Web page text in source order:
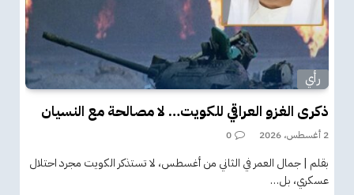
رأي
ذكرى الغزو العراقي للكويت… لا مصالحة مع النسيان
2 أغسطس، 2026 0
بقلم | جمال العمر في الثاني من أغسطس، لا تستذكر الكويت مجرد احتلال
عسكري، بل…